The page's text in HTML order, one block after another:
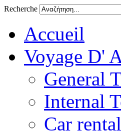
Recherche
Accueil
Voyage D'
General
Internal
Car